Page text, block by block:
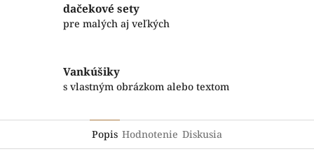
dačekové sety
pre malých aj veľkých
Vankúšiky
s vlastným obrázkom alebo textom
Popis Hodnotenie Diskusia